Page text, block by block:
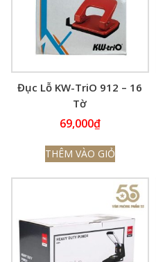
Đục Lỗ KW-TriO 912 – 16
Tờ
69,000₫
THÊM VÀO GIỎ